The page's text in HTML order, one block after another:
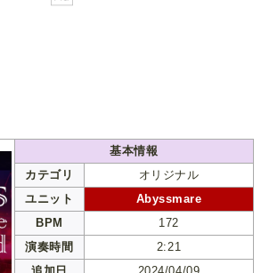
基本情報
カテゴリ
オリジナル
ユニット
Abyssmare
BPM
172
演奏時間
2:21